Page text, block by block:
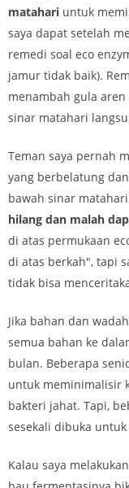
matahari untuk
saya dapat setelah
remedi soal eco
jamur tidak baik).
menambah gula
sinar matahari
Teman saya pernah
yang berbelatung
bawah sinar
hilang dan malah
di atas permukaan
di atas berkah", tapi
tidak bisa
Jika bahan dan
semua bahan ke
bulan. Beberapa
untuk meminimalisir
bakteri jahat. Tapi,
sesekali dibuka
Kalau saya